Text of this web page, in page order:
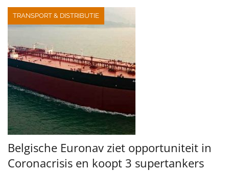
TRANSPORT & DISTRIBUTIE
Belgische Euronav ziet opportuniteit in
Coronacrisis en koopt 3 supertankers